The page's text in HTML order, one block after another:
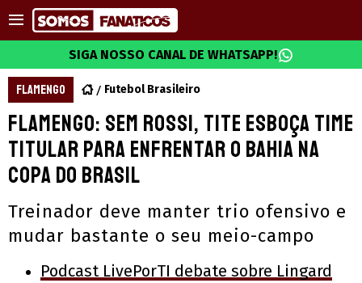
SIGA NOSSO CANAL DE WHATSAPP!
FLAMENGO Futebol Brasileiro
Flamengo: Sem Rossi, Tite esboça time
titular para enfrentar o Bahia na
Copa do Brasil
Treinador deve manter trio ofensivo e
mudar bastante o seu meio-campo
Podcast LivePorTI debate sobre Lingard